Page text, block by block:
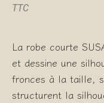
TTC
La robe courte
et dessine une
fronces à la taille,
structurent la